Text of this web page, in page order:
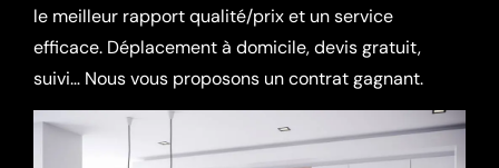
le meilleur rapport qualité/prix et un service
efficace. Déplacement à domicile, devis gratuit,
suivi… Nous vous proposons un contrat gagnant.